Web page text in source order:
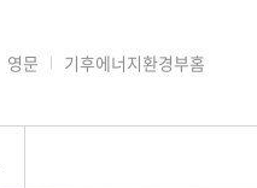
영문 기후에너지환경부홈